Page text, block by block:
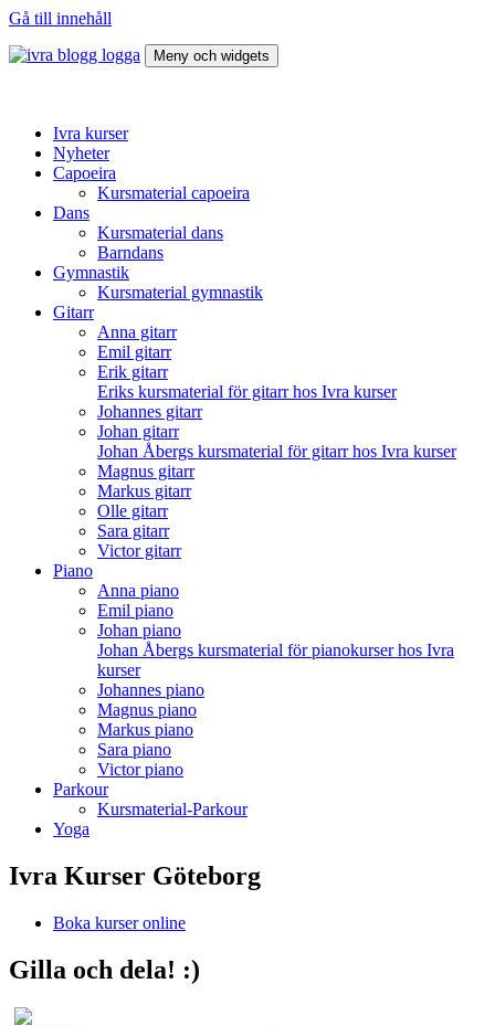
Gå till innehåll
Meny och widgets
Ivra kurser
Nyheter
Capoeira
Kursmaterial capoeira
Dans
Kursmaterial dans
Barndans
Gymnastik
Kursmaterial gymnastik
Gitarr
Anna gitarr
Emil gitarr
Erik gitarr
Eriks kursmaterial för gitarr hos Ivra kurser
Johannes gitarr
Johan gitarr
Johan Åbergs kursmaterial för gitarr hos Ivra kurser
Magnus gitarr
Markus gitarr
Olle gitarr
Sara gitarr
Victor gitarr
Piano
Anna piano
Emil piano
Johan piano
Johan Åbergs kursmaterial för pianokurser hos Ivra
kurser
Johannes piano
Magnus piano
Markus piano
Sara piano
Victor piano
Parkour
Kursmaterial-Parkour
Yoga
Ivra Kurser Göteborg
Boka kurser online
Gilla och dela! :)